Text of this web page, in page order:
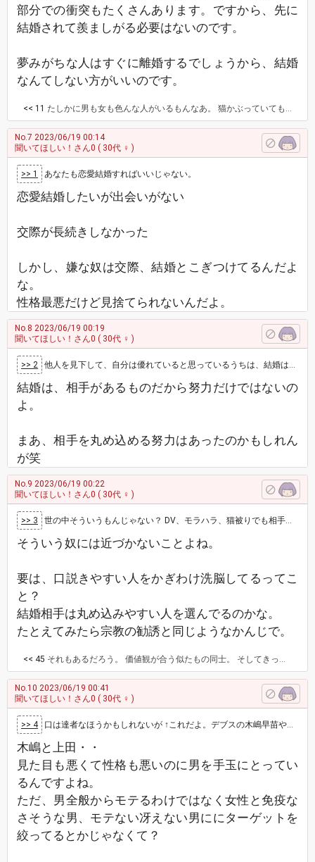
部分での衝突もたくさんあります。ですから、先に
結婚されて羨ましがる必要はないのです。
夢みがちな人はすぐに離婚するでしょうから、結婚
なんてしない方がいいのです。
<< 11 たしかに男も女も色んな人がいるもんなあ。 猫かぶっていても性悪ならパートナーはいつか気づくだろうね。 離婚しないのは、世間体か弱み握られてんのか。 相手がバカか同類なんだろうね。 結婚生活は破綻してて地獄だったりして。
No.7 2023/06/19 00:14
聞いてほしい！さん0 ( 30代 ♀ )
>> 1 あなたも恋愛結婚すればいいじゃない。
恋愛結婚したいが出会いがない
交際が長続きしなかった
しかし、嫌な奴は交際、結婚とこぎつけてるんだよ
な。
性格最悪だけど見捨てられないんだよ。
No.8 2023/06/19 00:19
聞いてほしい！さん0 ( 30代 ♀ )
>> 2 他人を見下して、自分は優れていると思っているうちは、結婚は難しいのではないですかね。 なんで他人と比べて、不公平だのなんだの言うんでしょう…
結婚は、相手があるものだから努力だけではないの
よ。
まあ、相手を丸め込める努力はあったのかもしれん
が笑
No.9 2023/06/19 00:22
聞いてほしい！さん0 ( 30代 ♀ )
>> 3 世の中そういうもんじゃない？ DV、モラハラ、猫被りでも相手が居たりとか。 私は逆の考えで、そういうズル賢い奴は自分が上になれる相手を探…
そういう奴には近づかないことよね。
要は、口説きやすい人をかぎわけ洗脳してるってこ
と？
結婚相手は丸め込みやすい人を選んでるのかな。
たとえてみたら宗教の勧誘と同じようなかんじで。
<< 45 それもあるだろう。 価値観が合う似たもの同士。 そしてきっとその女性は貞操観念が低い。 主もなかなかの歪みあるね。 貞操観念を下方修正したらいい。
No.10 2023/06/19 00:41
聞いてほしい！さん0 ( 30代 ♀ )
>> 4 口は達者なほうかもしれないが ↑これだよ。デブスの木嶋早苗やクソデブスの上田美由紀はブスだしデブだし性格もサイコなのに男を手玉に取って…
木嶋と上田・・
見た目も悪くて性格も悪いのに男を手玉にとってい
るんですよね。
ただ、男全般からモテるわけではなく女性と免疫な
さそうな男、モテない冴えない男ににターゲットを
絞ってるとかじゃなくて？